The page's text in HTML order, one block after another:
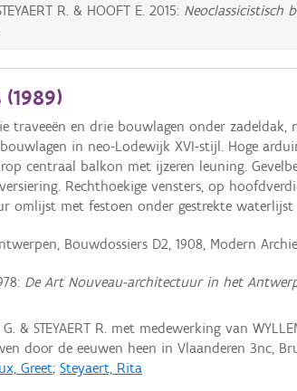
R. & HOOFT E. 2015: Neoclassicistisch
(1989)
traveeën en drie bouwlagen onder
in neo-Lodewijk XVI-stijl. Hoge
centraal balkon met ijzeren leuning.
Rechthoekige vensters, op
omlijst met festoen onder gestrekte
Bouwdossiers D2, 1908, Modern
De Art Nouveau-architectuur in het
& STEYAERT R. met medewerking van
door de eeuwen heen in Vlaanderen 3nc,
Greet; Steyaert, Rita